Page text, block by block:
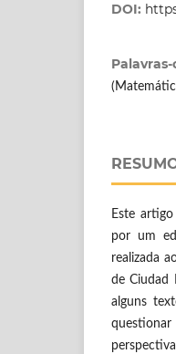
DOI:
Este
por um
realizada
de Ciudad
alguns